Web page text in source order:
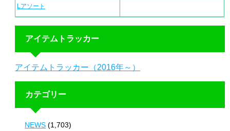
Lアソート
アイテムトラッカー
アイテムトラッカー（2016年～）
カテゴリー
NEWS (1,703)